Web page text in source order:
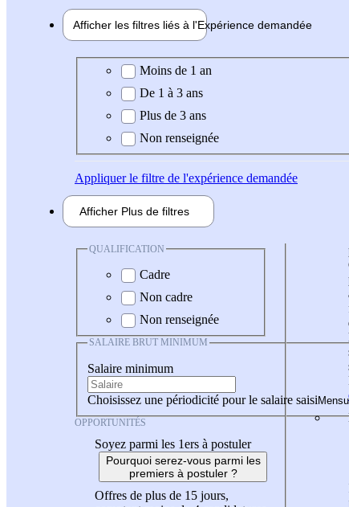
Afficher les filtres liés à l'Expérience demandée
Expérience demandée
Moins de 1 an
De 1 à 3 ans
Plus de 3 ans
Non renseignée
Appliquerle filtre de l'expérience demandée
Afficher Plus de filtres
QUALIFICATION
Cadre
Non cadre
Non renseignée
SALAIRE BRUT MINIMUM
Salaire minimum
Choisissez une périodicité pour le salaire saisi
OPPORTUNITÉS
Soyez parmi les 1ers à postuler
Pourquoi serez-vous parmi les
premiers à postuler ?
Offres de plus de 15 jours,